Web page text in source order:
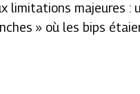
limitations majeures :
» où les bips